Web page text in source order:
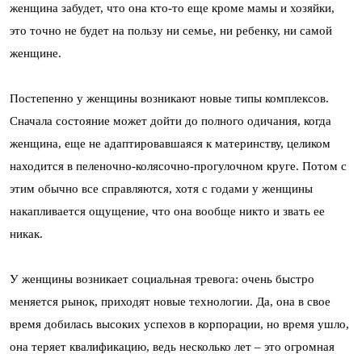
женщина забудет, что она кто-то еще кроме мамы и хозяйки,
это точно не будет на пользу ни семье, ни ребенку, ни самой
женщине.
Постепенно у женщины возникают новые типы комплексов.
Сначала состояние может дойти до полного одичания, когда
женщина, еще не адаптировавшаяся к материнству, целиком
находится в пеленочно-колясочно-прогулочном круге. Потом с
этим обычно все справляются, хотя с годами у женщины
накапливается ощущение, что она вообще никто и звать ее
никак.
У женщины возникает социальная тревога: очень быстро
меняется рынок, приходят новые технологии. Да, она в свое
время добилась высоких успехов в корпорации, но время ушло,
она теряет квалификацию, ведь несколько лет – это огромная